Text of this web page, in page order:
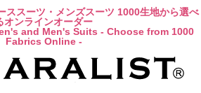
ススーツ・メンズスーツ 1000生地から選べ
オンラインオーダー
and Men's Suits - Choose from 1000
Fabrics Online -